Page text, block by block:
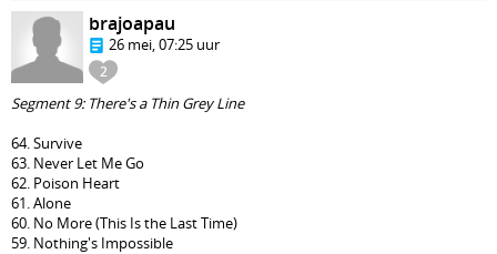
2
brajoapau
26 mei, 07:25 uur
Segment 9: There's a Thin Grey Line
64. Survive
63. Never Let Me Go
62. Poison Heart
61. Alone
60. No More (This Is the Last Time)
59. Nothing's Impossible